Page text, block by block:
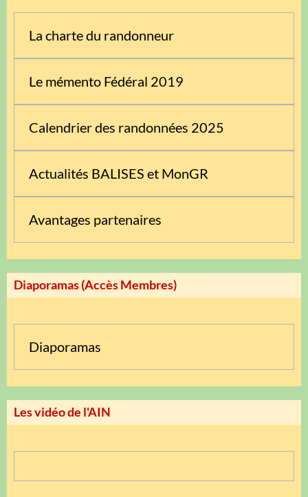
La charte du randonneur
Le mémento Fédéral 2019
Calendrier des randonnées 2025
Actualités BALISES et MonGR
Avantages partenaires
Diaporamas (Accès Membres)
Diaporamas
Les vidéo de l'AIN